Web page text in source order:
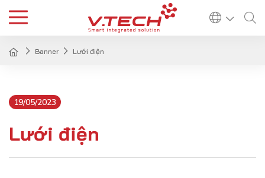
Banner Lưới điện
19/05/2023
Lưới điện